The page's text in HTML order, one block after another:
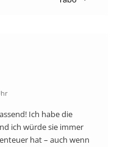
Ich habe die
ich würde sie immer
hat – auch wenn